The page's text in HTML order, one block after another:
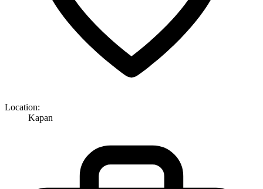
Location:
Kapan